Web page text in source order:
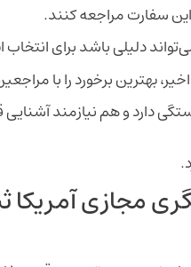
این سفارت مراجعه کنند.
دلیلی باشد برای
بهترین برخورد را با
دارد و هم نیازمند آشنایی
مجازی آمریکا